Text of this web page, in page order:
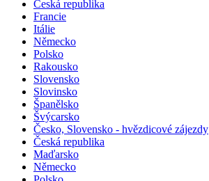
Česká republika
Francie
Itálie
Německo
Polsko
Rakousko
Slovensko
Slovinsko
Španělsko
Švýcarsko
Česko, Slovensko - hvězdicové zájezdy
Česká republika
Maďarsko
Německo